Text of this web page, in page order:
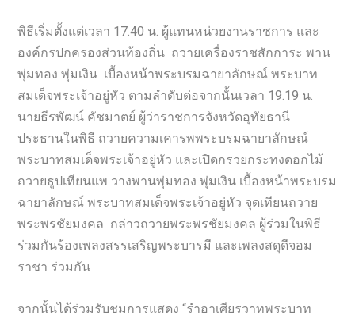
พิธีเริ่มตั้งแต่เวลา 17.40 น. ผู้แทนหน่วยงานราชการ และ
องค์กรปกครองส่วนท้องถิ่น ถวายเครื่องราชสักการะ พาน
พุ่มทอง พุ่มเงิน เบื้องหน้าพระบรมฉายาลักษณ์ พระบาท
สมเด็จพระเจ้าอยู่หัว ตามลำดับต่อจากนั้นเวลา 19.19 น.
นายธีรพัฒน์ คัชมาตย์ ผู้ว่าราชการจังหวัดอุทัยธานี
ประธานในพิธี ถวายความเคารพพระบรมฉายาลักษณ์
พระบาทสมเด็จพระเจ้าอยู่หัว และเปิดกรวยกระทงดอกไม้
ถวายธูปเทียนแพ วางพานพุ่มทอง พุ่มเงิน เบื้องหน้าพระบรม
ฉายาลักษณ์ พระบาทสมเด็จพระเจ้าอยู่หัว จุดเทียนถวาย
พระพรชัยมงคล กล่าวถวายพระพรชัยมงคล ผู้ร่วมในพิธี
ร่วมกันร้องเพลงสรรเสริญพระบารมี และเพลงสดุดีจอม
ราชา ร่วมกัน
จากนั้นได้ร่วมรับชมการแสดง “รำอาเศียรวาทพระบาท